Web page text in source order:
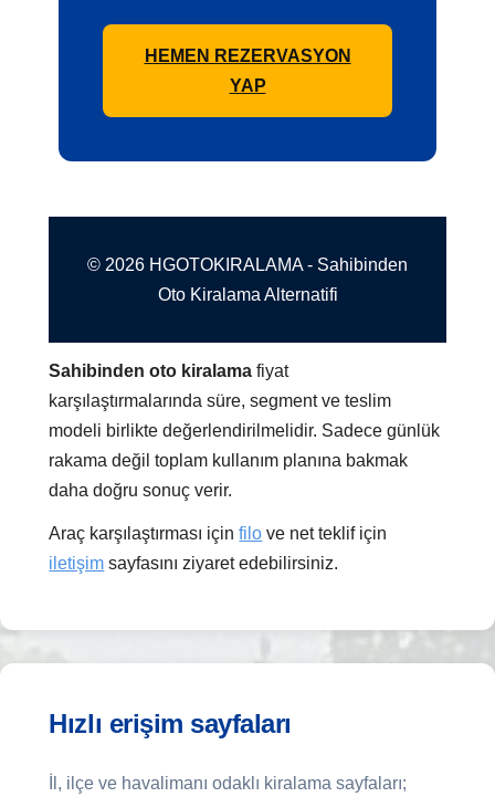
HEMEN REZERVASYON
YAP
© 2026 HGOTOKIRALAMA - Sahibinden
Oto Kiralama Alternatifi
Sahibinden oto kiralama fiyat
karşılaştırmalarında süre, segment ve teslim
modeli birlikte değerlendirilmelidir. Sadece günlük
rakama değil toplam kullanım planına bakmak
daha doğru sonuç verir.
Araç karşılaştırması içinfilo ve net teklif için
iletişim sayfasını ziyaret edebilirsiniz.
Hızlı erişim sayfaları
İl, ilçe ve havalimanı odaklı kiralama sayfaları;